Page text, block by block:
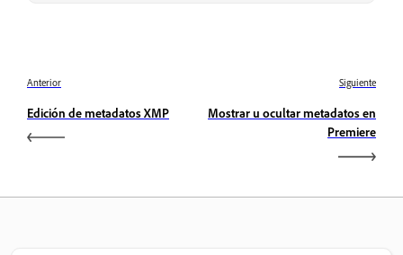
Anterior
Edición de metadatos XMP
Siguiente
Mostrar u ocultar metadatos en
Premiere